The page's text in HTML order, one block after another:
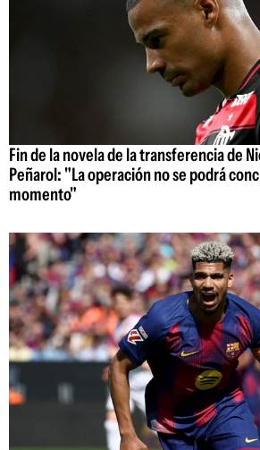
Fin de la novela de la transferencia de
Peñarol: "La operación no se podrá
momento"